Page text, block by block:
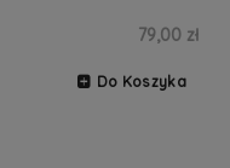
79,00 zł
Do Koszyka